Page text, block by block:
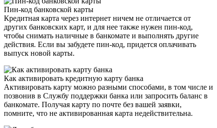
Пин-код банковской карты
Кредитная карта через интернет ничем не отличается от
других банковских карт, и для нее также нужен пин-код,
чтобы снимать наличные в банкомате и выполнять другие
действия. Если вы забудете пин-код, придется оплачивать
выпуск новой карты.
Как активировать кредитную карту банка
Активировать карту можно разными способами, в том числе и
позвонив в Службу поддержки банка или запросить баланс в
банкомате. Получая карту по почте без вашей заявки,
помните, что не активированная карта недействительна.